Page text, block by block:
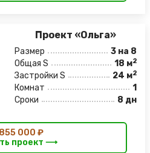
Проект «Ольга»
Размер
3 на 8
Общая S
18 м2
Застройки S 24 м2
Комнат
1
Сроки
8 дн
000 ₽
проект ⟶